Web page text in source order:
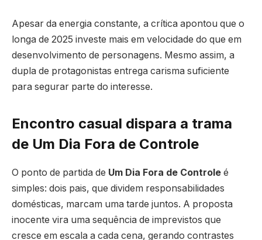
Apesar da energia constante, a crítica apontou que o
longa de 2025 investe mais em velocidade do que em
desenvolvimento de personagens. Mesmo assim, a
dupla de protagonistas entrega carisma suficiente
para segurar parte do interesse.
Encontro casual dispara a trama
de Um Dia Fora de Controle
O ponto de partida de Um Dia Fora de Controle é
simples: dois pais, que dividem responsabilidades
domésticas, marcam uma tarde juntos. A proposta
inocente vira uma sequência de imprevistos que
cresce em escala a cada cena, gerando contrastes